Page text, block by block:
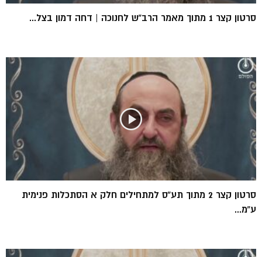
סרטון קצר 1 מתוך מאמר הרב”ש לחנוכה | דחה דמון בצל...
סרטון קצר 2 מתוך תע”ס למתחילים חלק א הסתכלות פנימית
ע”מ...